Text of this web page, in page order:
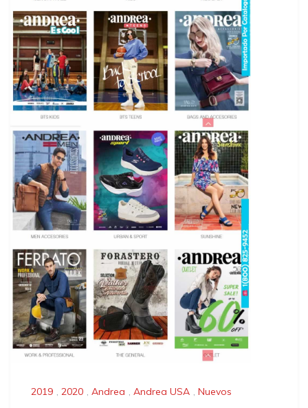
2019 , 2020 , Andrea , Andrea USA , Nuevos